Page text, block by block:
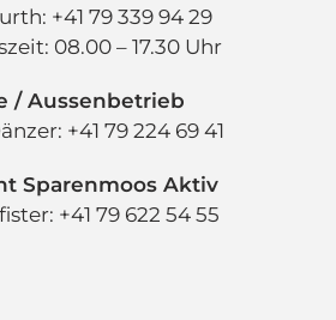
+41 79 339 94 29
08.00 – 17.30 Uhr
/ Aussenbetrieb
+41 79 224 69 41
Sparenmoos Aktiv
+41 79 622 54 55